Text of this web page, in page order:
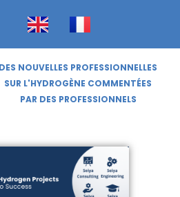
DES NOUVELLES PROFESSIONNELLES
SUR L'HYDROGÈNE COMMENTÉES
PAR DES PROFESSIONNELS